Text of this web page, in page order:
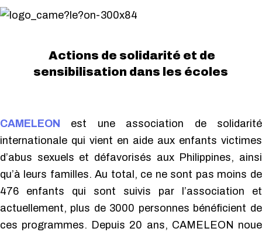
Actions de solidarité et de
sensibilisation dans les écoles
CAMELEON est une association de solidarité
internationale qui vient en aide aux enfants victimes
d’abus sexuels et défavorisés aux Philippines, ainsi
qu’à leurs familles. Au total, ce ne sont pas moins de
476 enfants qui sont suivis par l’association et
actuellement, plus de 3000 personnes bénéficient de
ces programmes. Depuis 20 ans, CAMELEON noue